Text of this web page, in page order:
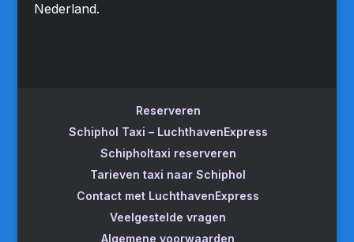
Nederland.
Reserveren
Schiphol Taxi – LuchthavenExpress
Schipholtaxi reserveren
Tarieven taxi naar Schiphol
Contact met LuchthavenExpress
Veelgestelde vragen
Algemene voorwaarden